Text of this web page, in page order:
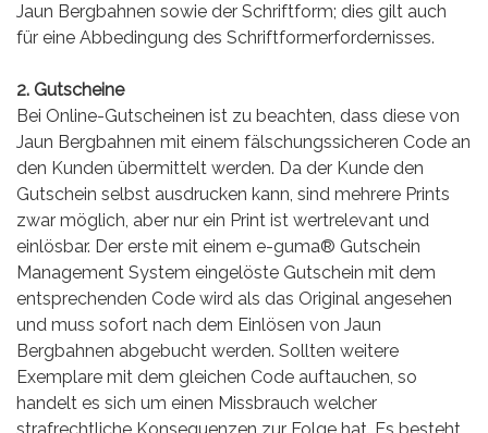
Jaun Bergbahnen sowie der Schriftform; dies gilt auch
für eine Abbedingung des Schriftformerfordernisses.
2. Gutscheine
Bei Online-Gutscheinen ist zu beachten, dass diese von
Jaun Bergbahnen mit einem fälschungssicheren Code an
den Kunden übermittelt werden. Da der Kunde den
Gutschein selbst ausdrucken kann, sind mehrere Prints
zwar möglich, aber nur ein Print ist wertrelevant und
einlösbar. Der erste mit einem e-guma® Gutschein
Management System eingelöste Gutschein mit dem
entsprechenden Code wird als das Original angesehen
und muss sofort nach dem Einlösen von Jaun
Bergbahnen abgebucht werden. Sollten weitere
Exemplare mit dem gleichen Code auftauchen, so
handelt es sich um einen Missbrauch welcher